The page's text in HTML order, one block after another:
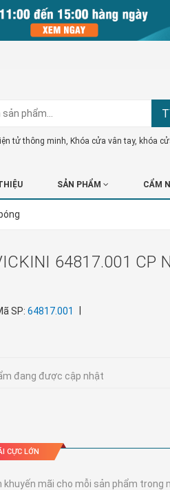
tử thông minh, Khóa cửa vân tay, khóa
SẢN PHẨM CẨM
64817.001 CP
SP: 64817.001
đang được cập nhật
CỰC LỚN
khuyến mãi cho mỗi sản phẩm trong